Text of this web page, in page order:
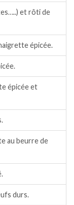
et rôti de
épicée.
épicée et
au beurre de
durs.